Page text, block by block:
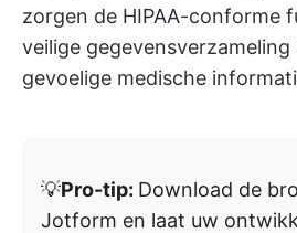
zorgen de HIPAA-conforme
veilige
gevoelige medische
💡Pro-tip: Download de
Jotform en laat uw